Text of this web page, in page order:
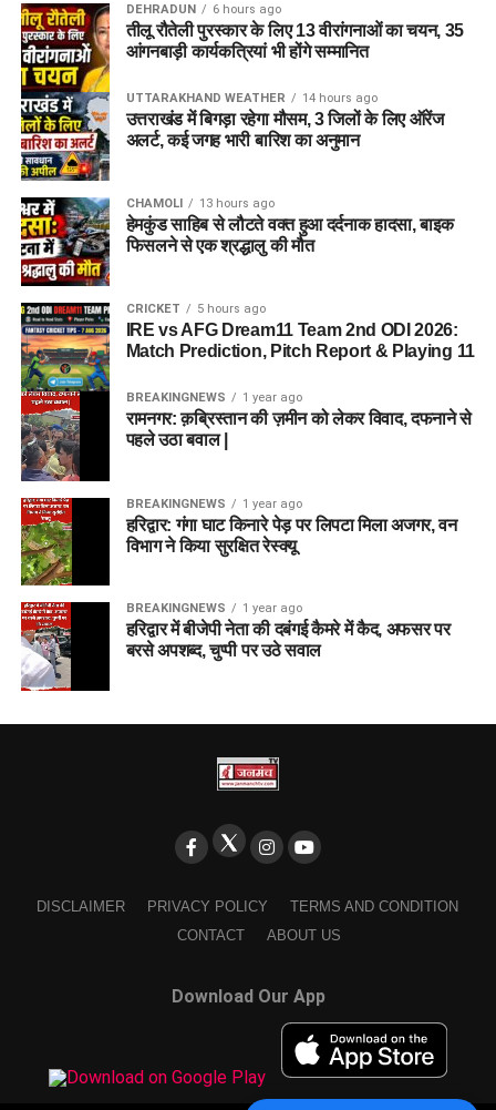
DEHRADUN 6 hours ago
तीलू रौतेली पुरस्कार के लिए 13 वीरांगनाओं का चयन, 35
आंगनबाड़ी कार्यकत्रियां भी होंगे सम्मानित
UTTARAKHAND WEATHER 14 hours ago
उत्तराखंड में बिगड़ा रहेगा मौसम, 3 जिलों के लिए ऑरेंज
अलर्ट, कई जगह भारी बारिश का अनुमान
CHAMOLI 13 hours ago
हेमकुंड साहिब से लौटते वक्त हुआ दर्दनाक हादसा, बाइक
फिसलने से एक श्रद्धालु की मौत
CRICKET 5 hours ago
IRE vs AFG Dream11 Team 2nd ODI 2026:
Match Prediction, Pitch Report & Playing 11
BREAKINGNEWS 1 year ago
रामनगर: क़ब्रिस्तान की ज़मीन को लेकर विवाद, दफनाने से
पहले उठा बवाल |
BREAKINGNEWS 1 year ago
हरिद्वार: गंगा घाट किनारे पेड़ पर लिपटा मिला अजगर, वन
विभाग ने किया सुरक्षित रेस्क्यू
BREAKINGNEWS 1 year ago
हरिद्वार में बीजेपी नेता की दबंगई कैमरे में कैद, अफसर पर
बरसे अपशब्द, चुप्पी पर उठे सवाल
DISCLAIMER PRIVACY POLICY
TERMS AND CONDITION
CONTACT
ABOUT US
Download Our App